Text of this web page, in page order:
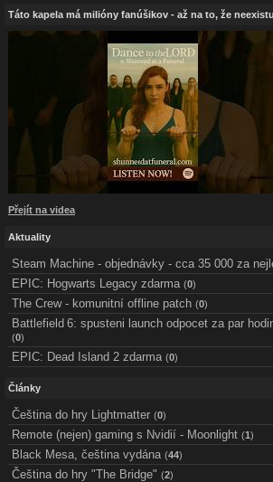
Táto kapela má milióny fanúšikov - až na to, že
Přejít na videa
Aktuality
Steam Machine - objednávky - cca 35 000 za
EPIC: Hogwarts Legacy zdarma (0)
The Crew - komunitní offline patch (0)
Battlefield 6: spusteni launch odpocet za par
(0)
EPIC: Dead Island 2 zdarma (0)
Články
Čeština do hry Lightmatter (0)
Remote (nejen) gaming s Nvidií - Moonlight (1)
Black Mesa, čeština vydána (44)
Čeština do hry "The Bridge" (2)